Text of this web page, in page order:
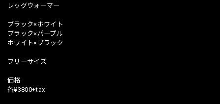
レッグウォーマー
ブラック×ホワイト
ブラック×パープル
ホワイト×ブラック
フリーサイズ
価格
各¥3800+tax